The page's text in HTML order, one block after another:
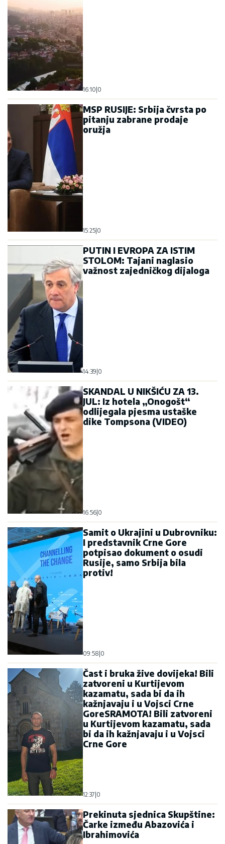
16:10 0
MSP RUSIJE: Srbija čvrsta po
pitanju zabrane prodaje
oružja
15:25 0
PUTIN I EVROPA ZA ISTIM
STOLOM: Tajani naglasio
važnost zajedničkog dijaloga
14:39 0
SKANDAL U NIKŠIĆU ZA 13.
JUL: Iz hotela „Onogošt“
odlijegala pjesma ustaške
dike Tompsona (VIDEO)
16:56 0
Samit o Ukrajini u Dubrovniku:
I predstavnik Crne Gore
potpisao dokument o osudi
Rusije, samo Srbija bila
protiv!
09:58 0
Čast i bruka žive dovijeka! Bili
zatvoreni u Kurtijevom
kazamatu, sada bi da ih
kažnjavaju i u Vojsci Crne
GoreSRAMOTA! Bili zatvoreni
u Kurtijevom kazamatu, sada
bi da ih kažnjavaju i u Vojsci
Crne Gore
12:37 0
Prekinuta sjednica Skupštine:
Čarke između Abazovića i
Ibrahimovića